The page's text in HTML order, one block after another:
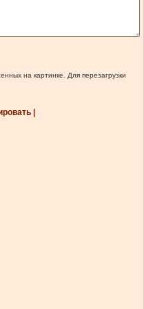
на картинке. Для перезагрузки
|